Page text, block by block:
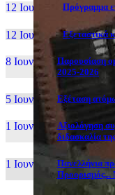
12 Ιουν, 26 Πρόγραμμα
12 Ιουν, 26 Εξεταστικά
8 Ιουν, 26
Παρουσίαση
2025-2026
5 Ιουν, 26 Εξέταση
1 Ιουν, 26
Αξιολόγηση
διδασκαλία
1 Ιουν, 26
Πανελλήνια
Προορισμός...